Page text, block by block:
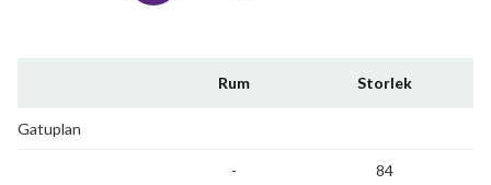
Rum Storlek
Gatuplan
- 84